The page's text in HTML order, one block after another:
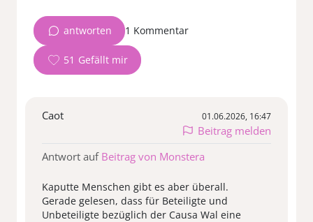
antworten 1 Kommentar
51
Caot 01.06.2026, 16:47
Beitrag melden
Antwort auf Beitrag von Monstera
Kaputte Menschen gibt es aber überall.
Gerade gelesen, dass für Beteiligte und
Unbeteiligte bezüglich der Causa Wal eine